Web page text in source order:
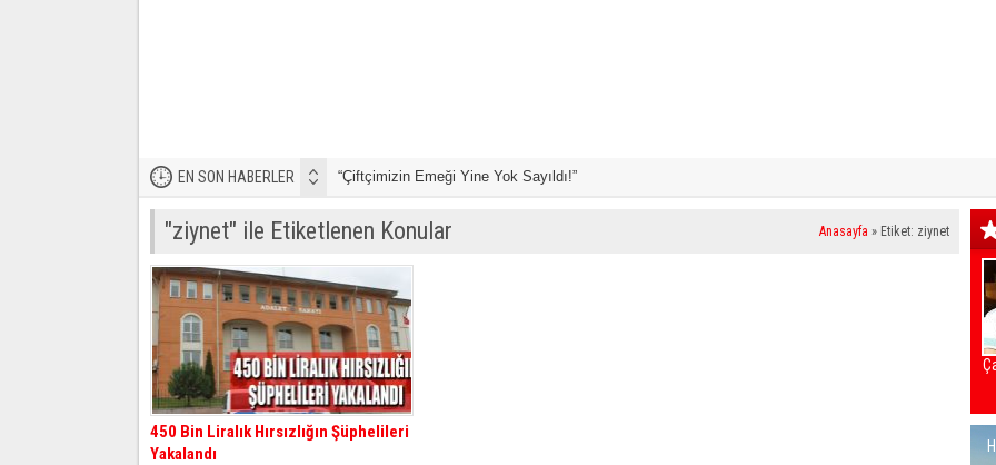
EN SON HABERLER “Çiftçimizin Emeği Yine Yok Sayıldı!”
Anasayfa » Etiket: ziynet
"ziynet" ile Etiketlenen Konular
450 Bin Liralık Hırsızlığın Şüphelileri
Yakalandı